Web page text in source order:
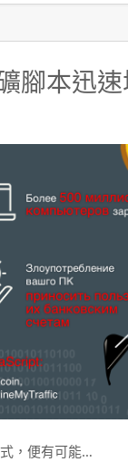
腳本迅
，便有可能…